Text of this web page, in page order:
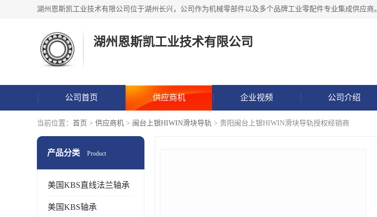
湖州恩斯凯工业技术有限公司
公司首页 供应商机 企业视频 公司介绍
当前位置： 首页 > 供应商机 > 闽台上银HIWIN滑块导轨 > 贵阳闽台上银HIWIN滑块导轨授权经销商
产品分类 Product
美国KBS直线法兰轴承
美国KBS轴承